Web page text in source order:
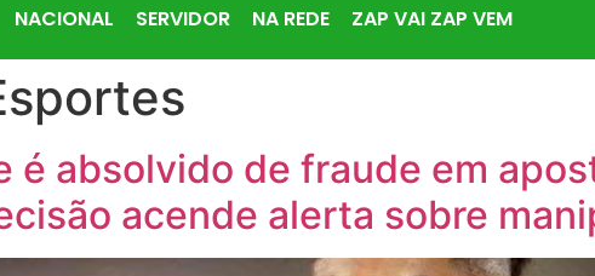
NACIONAL SERVIDOR NA REDE ZAP VAI ZAP VEM
é absolvido de fraude em
acende alerta sobre